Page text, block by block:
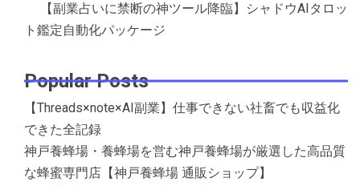
【副業占いに禁断の神ツール降臨】シャドウAIタロッ
ト鑑定自動化パッケージ
Popular Posts
【Threads×note×AI副業】仕事できない社畜でも収益化
できた全記録
神戸養蜂場・養蜂場を営む神戸養蜂場が厳選した高品質
な蜂蜜専門店【神戸養蜂場 通販ショップ】